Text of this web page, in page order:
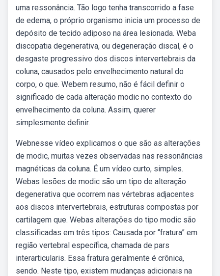
uma ressonância. Tão logo tenha transcorrido a fase
de edema, o próprio organismo inicia um processo de
depósito de tecido adiposo na área lesionada. Weba
discopatia degenerativa, ou degeneração discal, é o
desgaste progressivo dos discos intervertebrais da
coluna, causados pelo envelhecimento natural do
corpo, o que. Webem resumo, não é fácil definir o
significado de cada alteração modic no contexto do
envelhecimento da coluna. Assim, querer
simplesmente definir.
Webnesse vídeo explicamos o que são as alterações
de modic, muitas vezes observadas nas ressonâncias
magnéticas da coluna. É um vídeo curto, simples.
Webas lesões de modic são um tipo de alteração
degenerativa que ocorrem nas vértebras adjacentes
aos discos intervertebrais, estruturas compostas por
cartilagem que. Webas alterações do tipo modic são
classificadas em três tipos: Causada por “fratura” em
região vertebral específica, chamada de pars
interarticularis. Essa fratura geralmente é crônica,
sendo. Neste tipo, existem mudanças adicionais na